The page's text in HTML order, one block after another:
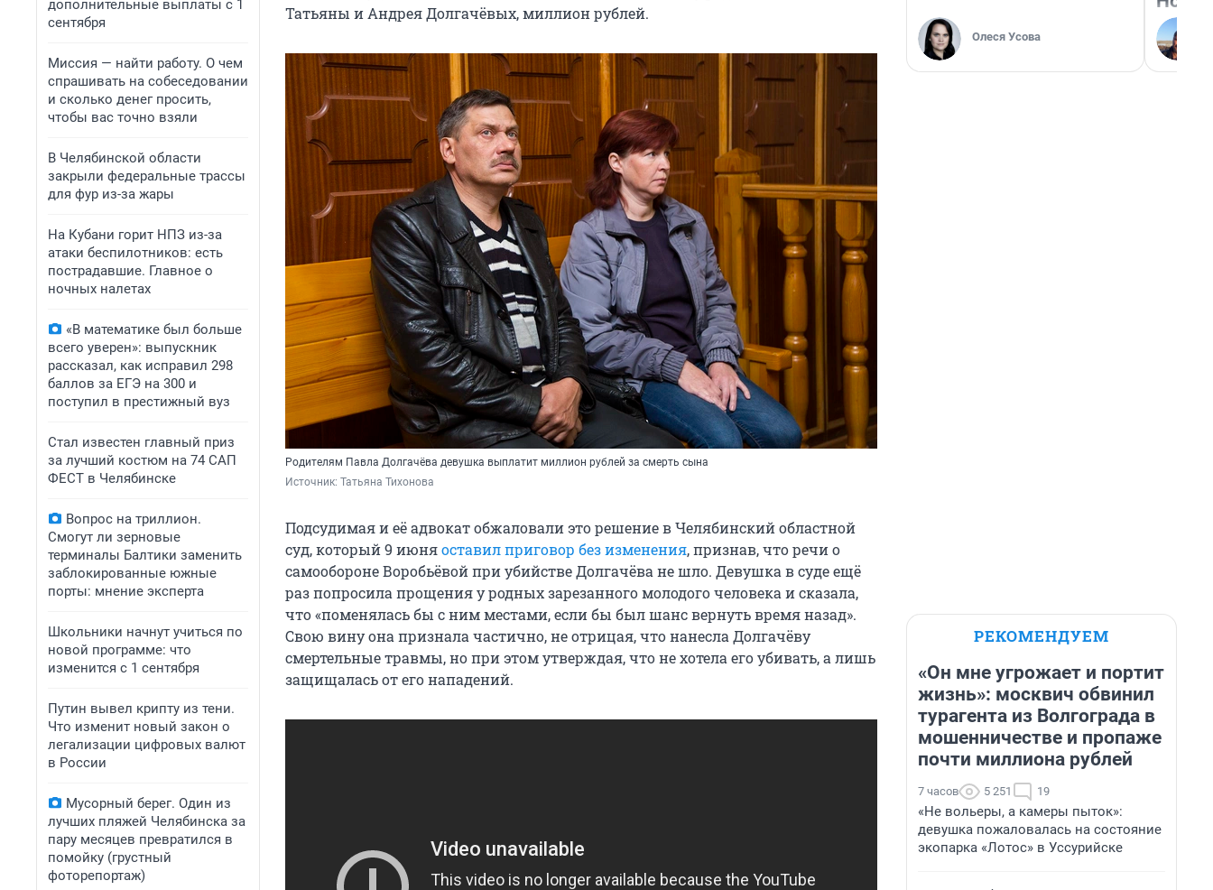
дополнительные выплаты с 1
сентября
Миссия — найти работу. О чем
спрашивать на собеседовании
и сколько денег просить,
чтобы вас точно взяли
В Челябинской области
закрыли федеральные трассы
для фур из-за жары
На Кубани горит НПЗ из-за
атаки беспилотников: есть
пострадавшие. Главное о
ночных налетах
«В математике был больше
всего уверен»: выпускник
рассказал, как исправил 298
баллов за ЕГЭ на 300 и
поступил в престижный вуз
Стал известен главный приз
за лучший костюм на 74 САП
ФЕСТ в Челябинске
Вопрос на триллион.
Смогут ли зерновые
терминалы Балтики заменить
заблокированные южные
порты: мнение эксперта
Школьники начнут учиться по
новой программе: что
изменится с 1 сентября
Путин вывел крипту из тени.
Что изменит новый закон о
легализации цифровых валют
в России
Мусорный берег. Один из
лучших пляжей Челябинска за
пару месяцев превратился в
помойку (грустный
фоторепортаж)
Татьяны и Андрея Долгачёвых, миллион рублей.
Родителям Павла Долгачёва девушка выплатит миллион рублей за смерть сына
Источник: Татьяна Тихонова
Подсудимая и её адвокат обжаловали это решение в Челябинский областной
суд, который 9 июняоставил приговор без изменения, признав, что речи о
самообороне Воробьёвой при убийстве Долгачёва не шло. Девушка в суде ещё
раз попросила прощения у родных зарезанного молодого человека и сказала,
что «поменялась бы с ним местами, если бы был шанс вернуть время назад».
Свою вину она признала частично, не отрицая, что нанесла Долгачёву
смертельные травмы, но при этом утверждая, что не хотела его убивать, а лишь
защищалась от его нападений.
Олеся Усова
РЕКОМЕНДУЕМ
«Он мне угрожает и портит
жизнь»: москвич обвинил
турагента из Волгограда в
мошенничестве и пропаже
почти миллиона рублей
7 часов 5 251 19
«Не вольеры, а камеры пыток»:
девушка пожаловалась на состояние
экопарка «Лотос» в Уссурийске